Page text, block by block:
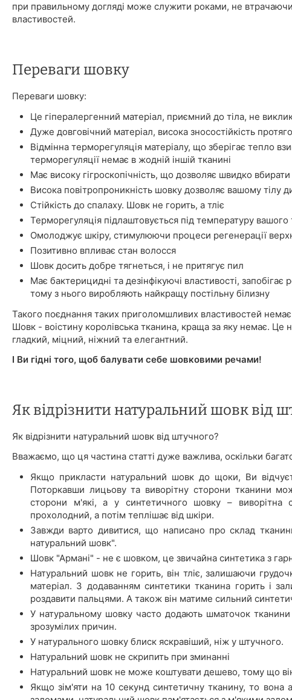
при правильному догляді може служити роками, не втрачаючи
властивостей.
Переваги шовку
Переваги шовку:
Це гіпералергенний матеріал, приємний до тіла, не
Дуже довговічний матеріал, висока зносостійкість
Відмінна терморегуляція матеріалу, що зберігає тепло
терморегуляції немає в жодній іншій тканині
Має високу гігроскопічність, що дозволяє швидко
Висока повітропроникність шовку дозволяє вашому тілу
Стійкість до спалаху. Шовк не горить, а тліє
Терморегуляція підлаштовується під температуру вашого
Омолоджує шкіру, стимулюючи процеси регенерації
Позитивно впливає стан волосся
Шовк досить добре тягнеться, і не притягує пил
Має бактерицидні та дезінфікуючі властивості,
тому з нього виробляють найкращу постільну білизну
Такого поєднання таких приголомшливих властивостей немає
Шовк - воістину королівська тканина, краща за яку немає. Це
гладкий, міцний, ніжний та елегантний.
І Ви гідні того, щоб балувати себе шовковими речами!
Як відрізнити натуральний шовк від
Як відрізнити натуральний шовк від штучного?
Вважаємо, що ця частина статті дуже важлива, оскільки
Якщо прикласти натуральний шовк до щоки, Ви
Поторкавши лицьову та виворітну сторони тканини
сторони м'які, а у синтетичного шовку – виворітна
прохолодний, а потім теплішає від шкіри.
Завжди варто дивитися, що написано про склад
натуральний шовк".
Шовк "Армані" - не є шовком, це звичайна синтетика з
Натуральний шовк не горить, він тліє, залишаючи
матеріал. З додаванням синтетики тканина горить і
роздавити пальцями. А також він матиме сильний
У натуральному шовку часто додають шматочок тканини
зрозумілих причин.
У натурального шовку блиск яскравіший, ніж у штучного.
Натуральний шовк не скрипить при зминанні
Натуральний шовк не може коштувати дешево, тому що
Якщо зім'яти на 10 секунд синтетичну тканину, то вона